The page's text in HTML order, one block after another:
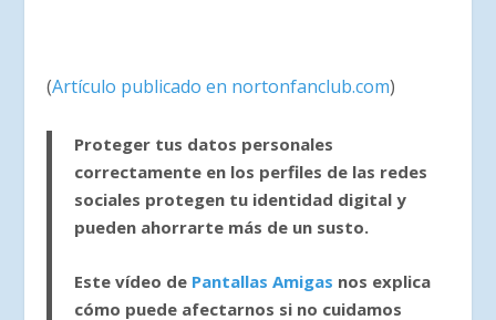
(Artículo publicado en nortonfanclub.com)
Proteger tus datos personales
correctamente en los perfiles de las redes
sociales protegen tu identidad digital y
pueden ahorrarte más de un susto.
Este vídeo de Pantallas Amigas nos explica
cómo puede afectarnos si no cuidamos